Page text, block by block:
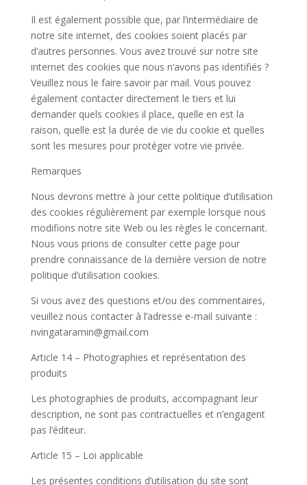
Il est également possible que, par l’intermédiaire de
notre site internet, des cookies soient placés par
d’autres personnes. Vous avez trouvé sur notre site
internet des cookies que nous n’avons pas identifiés ?
Veuillez nous le faire savoir par mail. Vous pouvez
également contacter directement le tiers et lui
demander quels cookies il place, quelle en est la
raison, quelle est la durée de vie du cookie et quelles
sont les mesures pour protéger votre vie privée.
Remarques
Nous devrons mettre à jour cette politique d’utilisation
des cookies régulièrement par exemple lorsque nous
modifions notre site Web ou les règles le concernant.
Nous vous prions de consulter cette page pour
prendre connaissance de la dernière version de notre
politique d’utilisation cookies.
Si vous avez des questions et/ou des commentaires,
veuillez nous contacter à l’adresse e-mail suivante :
nvingataramin@gmail.com
Article 14 – Photographies et représentation des
produits
Les photographies de produits, accompagnant leur
description, ne sont pas contractuelles et n’engagent
pas l’éditeur.
Article 15 – Loi applicable
Les présentes conditions d’utilisation du site sont